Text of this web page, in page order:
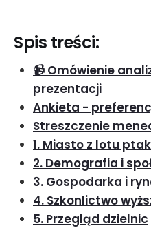
Spis treści:
📹 Omówienie
prezentacji
Ankieta -
Streszczenie
1. Miasto z lotu
2. Demografia i
3. Gospodarka i
4. Szkonlictwo
5. Przegląd dzielnic